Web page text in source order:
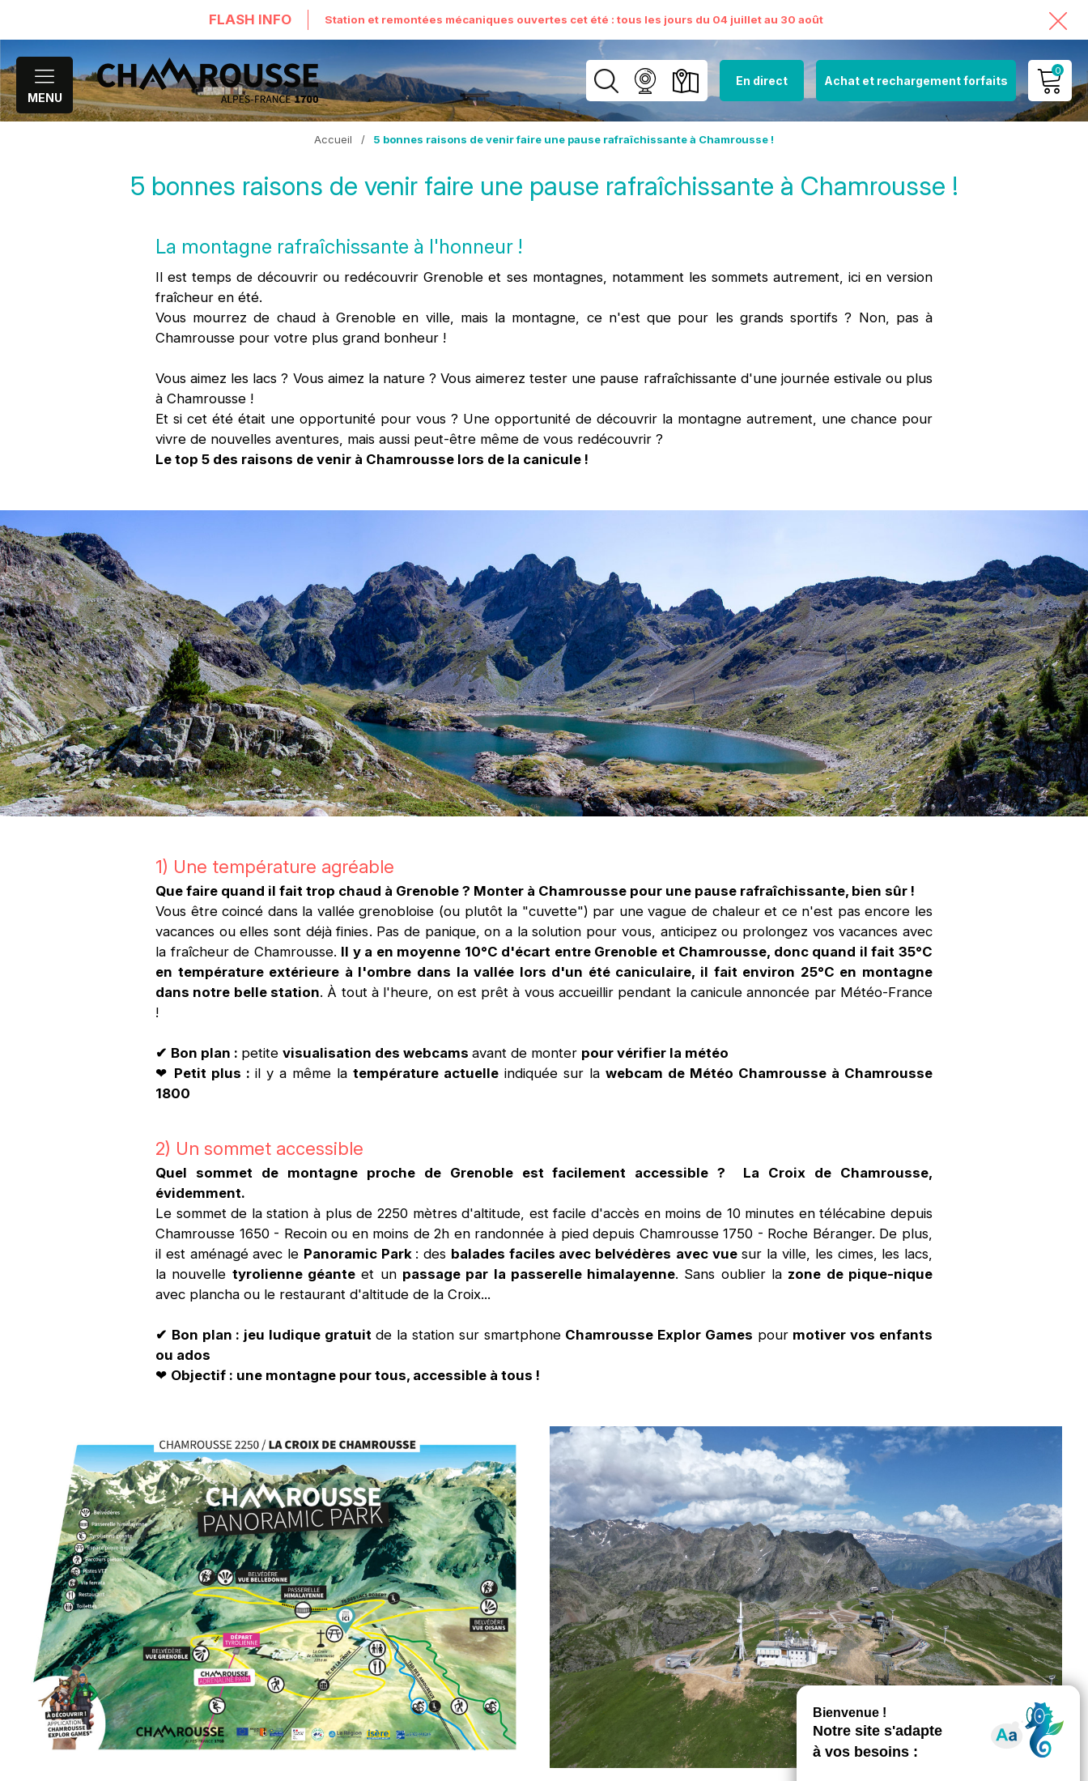
FLASH INFO Station et remontées mécaniques ouvertes cet été : tous les jours du 04 juillet au 30 août
MENU
En direct Achat et rechargement forfaits
0
MON COMPTE
Accueil / 5 bonnes raisons de venir faire une pause rafraîchissante à Chamrousse !
5 bonnes raisons de venir faire une pause rafraîchissante à Chamrousse !
La montagne rafraîchissante à l'honneur !
Il est temps de découvrir ou redécouvrir Grenoble et ses montagnes, notamment les sommets autrement, ici en version
fraîcheur en été.
Vous mourrez de chaud à Grenoble en ville, mais la montagne, ce n'est que pour les grands sportifs ? Non, pas à
Chamrousse pour votre plus grand bonheur !
Vous aimez les lacs ? Vous aimez la nature ? Vous aimerez tester une pause rafraîchissante d'une journée estivale ou plus
à Chamrousse !
Et si cet été était une opportunité pour vous ? Une opportunité de découvrir la montagne autrement, une chance pour
vivre de nouvelles aventures, mais aussi peut-être même de vous redécouvrir ?
Le top 5 des raisons de venir à Chamrousse lors de la canicule !
1) Une température agréable
Que faire quand il fait trop chaud à Grenoble ? Monter à Chamrousse pour une pause rafraîchissante, bien sûr !
Vous être coincé dans la vallée grenobloise (ou plutôt la "cuvette") par une vague de chaleur et ce n'est pas encore les
vacances ou elles sont déjà finies. Pas de panique, on a la solution pour vous, anticipez ou prolongez vos vacances avec
la fraîcheur de Chamrousse. Il y a en moyenne 10°C d'écart entre Grenoble et Chamrousse, donc quand il fait 35°C
en température extérieure à l'ombre dans la vallée lors d'un été caniculaire, il fait environ 25°C en montagne
dans notre belle station. À tout à l'heure, on est prêt à vous accueillir pendant la canicule annoncée par Météo-France
!
✔ Bon plan : petite visualisation des webcams avant de monter pour vérifier la météo
❤ Petit plus : il y a même la température actuelle indiquée sur la webcam de Météo Chamrousse à Chamrousse
1800
2) Un sommet accessible
Quel sommet de montagne proche de Grenoble est facilement accessible ? La Croix de Chamrousse,
évidemment.
Le sommet de la station à plus de 2250 mètres d'altitude, est facile d'accès en moins de 10 minutes en télécabine depuis
Chamrousse 1650 - Recoin ou en moins de 2h en randonnée à pied depuis Chamrousse 1750 - Roche Béranger. De plus,
il est aménagé avec le Panoramic Park : des balades faciles avec belvédères avec vuesur la ville, les cimes, les lacs,
la nouvelle tyrolienne géanteet un passage par la passerelle himalayenne. Sans oublier la zone de pique-nique
avec plancha ou le restaurant d'altitude de la Croix...
✔ Bon plan : jeu ludique gratuitde la station sur smartphone Chamrousse Explor Games pour motiver vos enfants
ou ados
❤ Objectif : une montagne pour tous, accessible à tous !